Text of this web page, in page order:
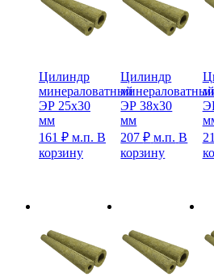
Цилиндр
минераловатный
ЭР 25х30
мм
161 ₽ м.п. В
корзину
Цилиндр
ЭР 38х30
мм
207₽ м.п. В
корзину